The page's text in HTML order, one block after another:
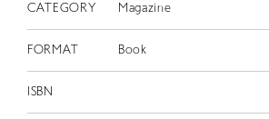
CATEGORY Magazine
FORMAT Book
ISBN